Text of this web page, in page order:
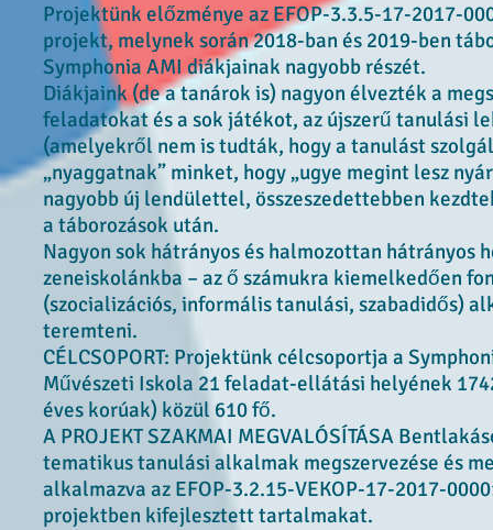
Projektünk előzménye az EFOP-3.3.5-17-2017-
projekt, melynek során 2018-ban és 2019-ben
Symphonia AMI diákjainak nagyobb részét.
Diákjaink (de a tanárok is) nagyon élvezték a
feladatokat és a sok játékot, az újszerű tanulási
(amelyekről nem is tudták, hogy a tanulást
„nyaggatnak” minket, hogy „ugye megint lesz
nagyobb új lendülettel, összeszedettebben
a táborozások után.
Nagyon sok hátrányos és halmozottan hátrányos
zeneiskolánkba – az ő számukra kiemelkedően
(szocializációs, informális tanulási, szabadidős)
teremteni.
CÉLCSOPORT: Projektünk célcsoportja a
Művészeti Iskola 21 feladat-ellátási helyének
éves korúak) közül 610 fő.
A PROJEKT SZAKMAI MEGVALÓSÍTÁSA
tematikus tanulási alkalmak megszervezése és
alkalmazva az EFOP-3.2.15-VEKOP-17-2017-
projektben kifejlesztett tartalmakat.